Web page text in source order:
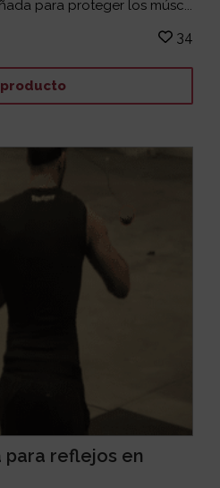
para proteger los músc...
34
reflejos en